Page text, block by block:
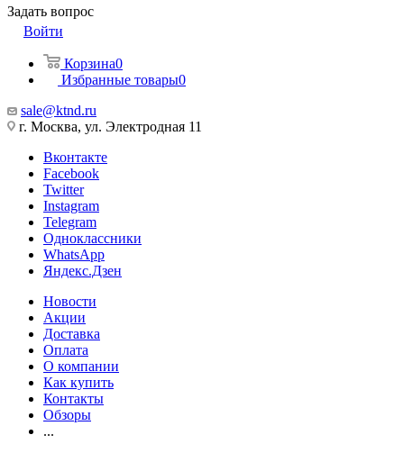
Задать вопрос
Войти
Корзина0
Избранные товары0
sale@ktnd.ru
г. Москва, ул. Электродная 11
Вконтакте
Facebook
Twitter
Instagram
Telegram
Одноклассники
WhatsApp
Яндекс.Дзен
Новости
Акции
Доставка
Оплата
О компании
Как купить
Контакты
Обзоры
...